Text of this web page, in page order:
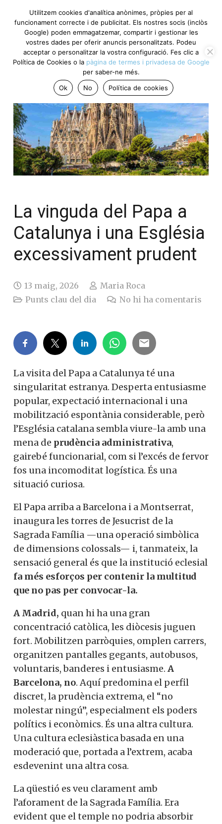
La vinguda del Papa a
Catalunya i una Església
excessivament prudent
13 maig, 2026
Maria Roca
Punts clau del dia
No hi ha comentaris
La visita del Papa a Catalunya té una
singularitat estranya. Desperta entusiasme
popular, expectació internacional i una
mobilització espontània considerable, però
l’Església catalana sembla viure-la amb una
mena de prudència administrativa,
gairebé funcionarial, com si l’excés de fervor
fos una incomoditat logística. És una
situació curiosa.
El Papa arriba a Barcelona i a Montserrat,
inaugura les torres de Jesucrist de la
Sagrada Família —una operació simbòlica
de dimensions colossals— i, tanmateix, la
sensació general és que la institució eclesial
fa més esforços per contenir la multitud
que no pas per convocar-la.
A Madrid, quan hi ha una gran
concentració catòlica, les diòcesis juguen
fort. Mobilitzen parròquies, omplen carrers,
organitzen pantalles gegants, autobusos,
voluntaris, banderes i entusiasme. A
Barcelona, no. Aquí predomina el perfil
discret, la prudència extrema, el “no
molestar ningú”, especialment els poders
polítics i econòmics. És una altra cultura.
Una cultura eclesiàstica basada en una
moderació que, portada a l’extrem, acaba
esdevenint una altra cosa.
La qüestió es veu clarament amb
l’aforament de la Sagrada Família. Era
evident que el temple no podria absorbir
Utilitzem cookies d'analítica anònimes, pròpies per al
funcionament correcte i de publicitat. Els nostres socis (inclòs
Google) poden emmagatzemar, compartir i gestionar les
vostres dades per oferir anuncis personalitzats. Podeu
acceptar o personalitzar la vostra configuració. Fes clic a
Política de Cookies o la pàgina de termes i privadesa de Google
per saber-ne més.
Ok
No Política de cookies